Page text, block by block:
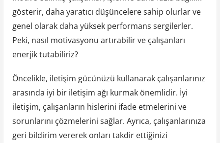
gösterir, daha yaratıcı düşüncelere sahip olurlar ve
genel olarak daha yüksek performans sergilerler.
Peki, nasıl motivasyonu artırabilir ve çalışanları
enerjik tutabiliriz?
Öncelikle, iletişim gücünüzü kullanarak çalışanlarınız
arasında iyi bir iletişim ağı kurmak önemlidir. İyi
iletişim, çalışanların hislerini ifade etmelerini ve
sorunlarını çözmelerini sağlar. Ayrıca, çalışanlarınıza
geri bildirim vererek onları takdir ettiğinizi